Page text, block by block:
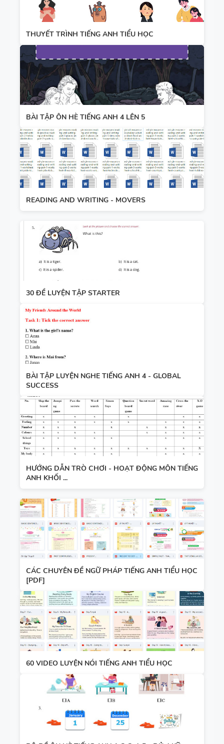
THUYẾT TRÌNH TIẾNG ANH TIỂU HỌC
BÀI TẬP ÔN HÈ TIẾNG ANH 4 LÊN 5
READING AND WRITING - MOVERS
30 ĐỀ LUYỆN TẬP STARTER
BÀI TẬP LUYỆN NGHE TIẾNG ANH 4 - GLOBAL
SUCCESS
HƯỚNG DẪN TRÒ CHƠI - HOẠT ĐỘNG MÔN TIẾNG
ANH KHỐI ...
CÁC CHUYÊN ĐỀ NGỮ PHÁP TIẾNG ANH TIỂU HỌC
[PDF]
60 VIDEO LUYỆN NÓI TIẾNG ANH TIỂU HỌC